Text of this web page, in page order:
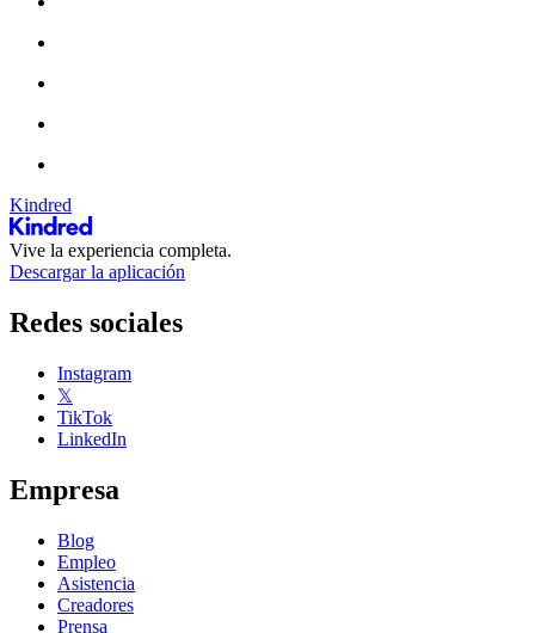
Kindred
Vive la experiencia completa.
Descargar la aplicación
Redes sociales
Instagram
𝕏
TikTok
LinkedIn
Empresa
Blog
Empleo
Asistencia
Creadores
Prensa